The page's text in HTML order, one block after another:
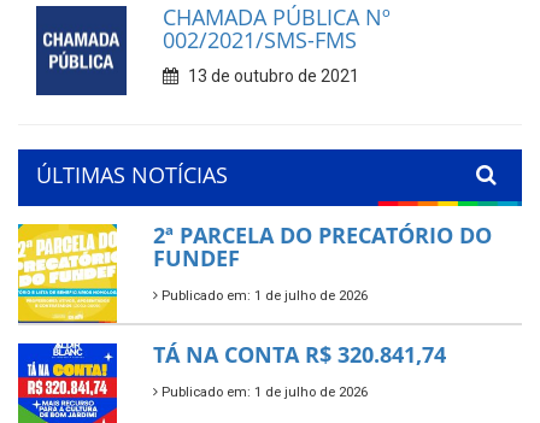
CHAMADA PÚBLICA Nº
002/2021/SMS-FMS
13 de outubro de 2021
ÚLTIMAS NOTÍCIAS
2ª PARCELA DO PRECATÓRIO DO
FUNDEF
Publicado em: 1 de julho de 2026
TÁ NA CONTA R$ 320.841,74
Publicado em: 1 de julho de 2026